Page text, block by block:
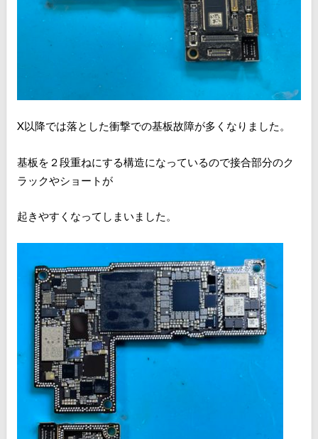
X以降では落とした衝撃での基板故障が多くなりました。
基板を２段重ねにする構造になっているので接合部分のク
ラックやショートが
起きやすくなってしまいました。